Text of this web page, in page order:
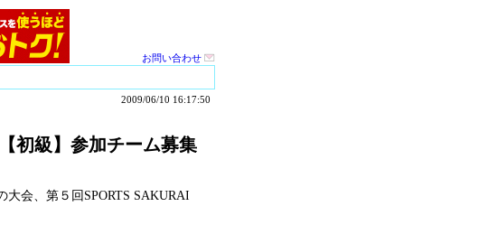
お問い合わせ
2009/06/10 16:17:50
初級】参加チーム募集
会、第５回SPORTS SAKURAI